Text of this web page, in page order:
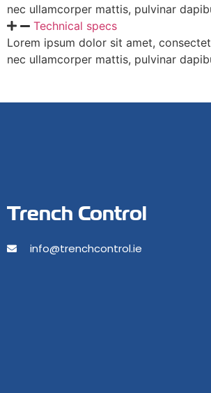
nec ullamcorper mattis, pulvinar
Technical specs
Lorem ipsum dolor sit amet,
nec ullamcorper mattis, pulvinar
Trench Control
info@trenchcontrol.ie